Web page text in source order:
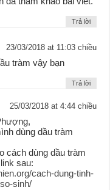
Trả lời
23/03/2018 at 11:03 chiều
tràm vậy bạn
Trả lời
25/03/2018 at 4:44 chiều
dùng dầu tràm
cách dùng dầu tràm
sau:
cach-dung-tinh-
sinh/